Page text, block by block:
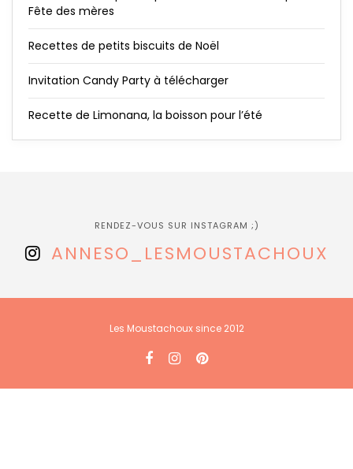
Fête des mères
Recettes de petits biscuits de Noël
Invitation Candy Party à télécharger
Recette de Limonana, la boisson pour l’été
RENDEZ-VOUS SUR INSTAGRAM ;)
ANNESO_LESMOUSTACHOUX
Les Moustachoux since 2012